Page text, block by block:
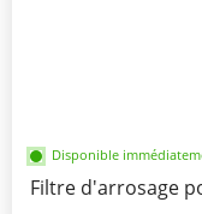
Disponible
Filtre d'arrosage